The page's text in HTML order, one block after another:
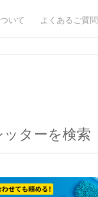
いて よくあるご質問
ターを検索